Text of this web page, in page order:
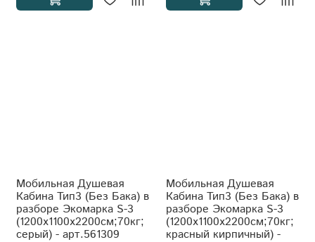
Мобильная Душевая
Кабина Тип3 (Без Бака) в
разборе Экомарка S-3
(1200x1100x2200см;70кг;
серый) - арт.561309
Мобильная Душевая
Кабина Тип3 (Без Бака) в
разборе Экомарка S-3
(1200x1100x2200см;70кг;
красный кирпичный) -